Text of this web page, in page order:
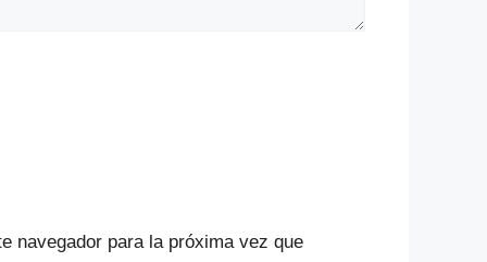
navegador para la próxima vez que